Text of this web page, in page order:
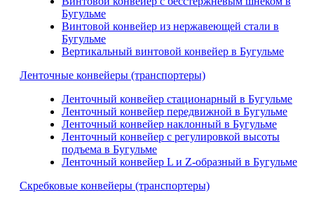
Бугульме
Винтовой конвейер из нержавеющей стали в
Бугульме
Вертикальный винтовой конвейер в Бугульме
Ленточные конвейеры (транспортеры)
Ленточный конвейер стационарный в Бугульме
Ленточный конвейер передвижной в Бугульме
Ленточный конвейер наклонный в Бугульме
Ленточный конвейер с регулировкой высоты
подъема в Бугульме
Ленточный конвейер L и Z-образный в Бугульме
Скребковые конвейеры (транспортеры)